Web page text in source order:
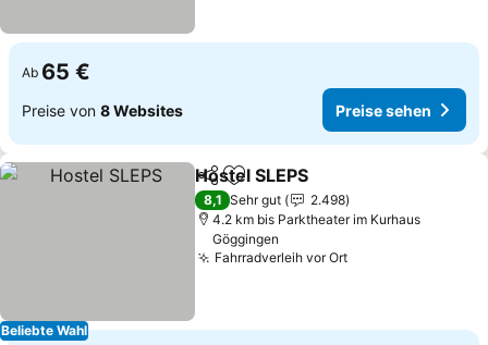
Ab 65 €
Preise von 8 Websites Preise sehen
Beliebte Wahl
TeilenZu Favoriten hinzufügen
Hostel SLEPS
8,1 Sehr gut
2.498
4.2 km bis Parktheater im Kurhaus
Göggingen
Fahrradverleih vor OrtPreise sehen